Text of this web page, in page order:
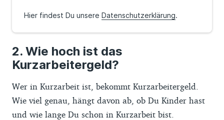
Hier findest Du unsere Datenschutzerklärung.
Wie hoch ist das
Kurzarbeitergeld?
Wer in Kurzarbeit ist, bekommt Kurzarbeitergeld.
Wie viel genau, hängt davon ab, ob Du Kinder hast
und wie lange Du schon in Kurzarbeit bist.